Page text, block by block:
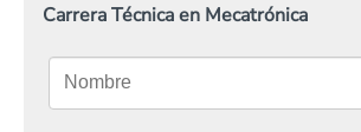
Carrera Técnica en Mecatrónica